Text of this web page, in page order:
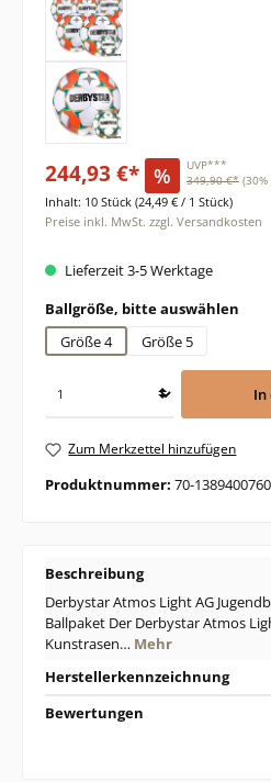
244,93 €* %
UVP***
349,90 €*
Inhalt: 10 Stück (24,49 € / 1 Stück)
Preise inkl. MwSt. zzgl. Versandkosten
Lieferzeit 3-5 Werktage
Ballgröße, bitte auswählen
Größe 4
Größe 5
In
Zum Merkzettel hinzufügen
Produktnummer: 70-
Beschreibung
Derbystar Atmos Light AG
Ballpaket Der Derbystar Atmos
Kunstrasen… Mehr
Herstellerkennzeichnung
Bewertungen